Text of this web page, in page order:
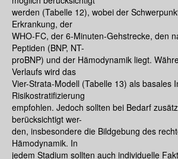
werden (Tabelle 12), wobei der
Erkrankung, der
WHO-FC, der 6-Minuten-Gehstrecke, den
Peptiden (BNP, NT-
proBNP) und der Hämodynamik liegt.
Verlaufs wird das
Vier-Strata-Modell (Tabelle 13) als basales
Risikostratifizierung
empfohlen. Jedoch sollten bei Bedarf
berücksichtigt wer-
den, insbesondere die Bildgebung des
Hämodynamik. In
jedem Stadium sollten auch individuelle